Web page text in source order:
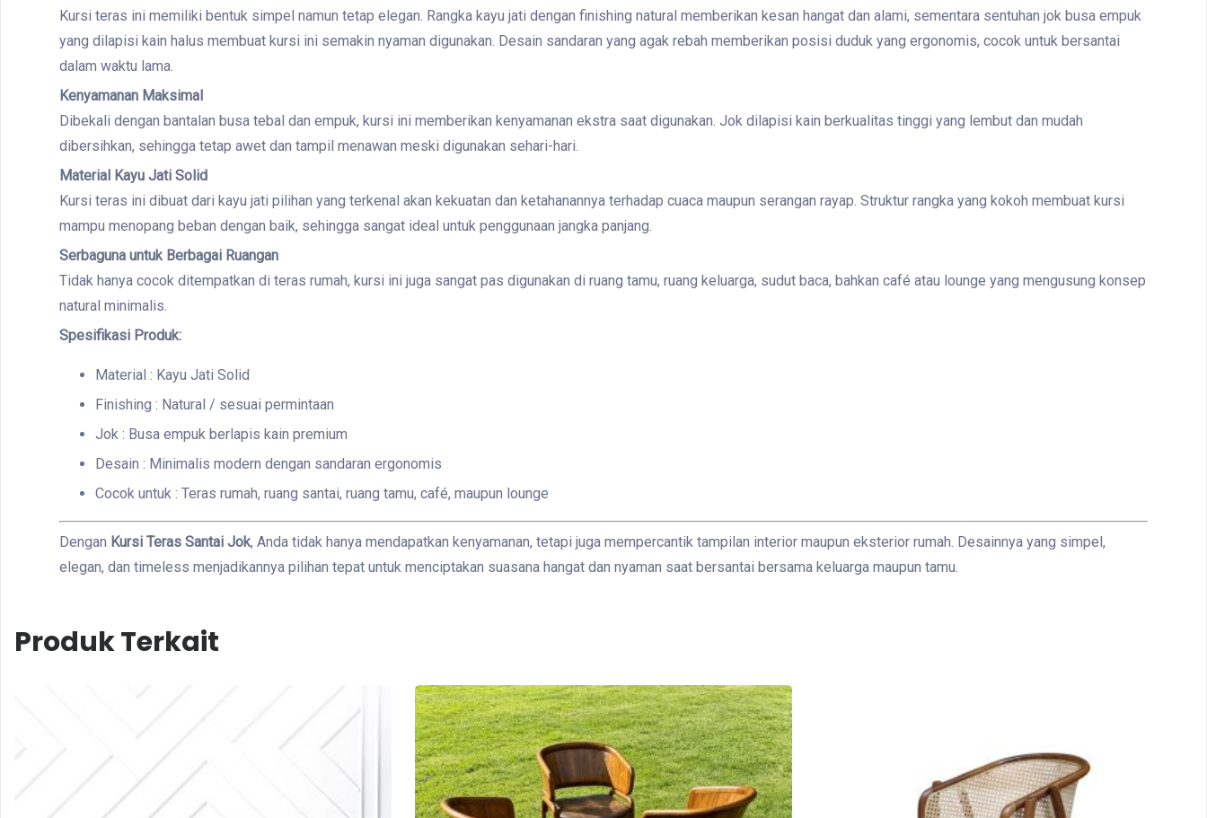
Kursi teras ini memiliki bentuk simpel namun tetap elegan. Rangka kayu jati dengan finishing natural memberikan kesan hangat dan alami, sementara sentuhan jok busa empuk
yang dilapisi kain halus membuat kursi ini semakin nyaman digunakan. Desain sandaran yang agak rebah memberikan posisi duduk yang ergonomis, cocok untuk bersantai
dalam waktu lama.
Kenyamanan Maksimal
Dibekali dengan bantalan busa tebal dan empuk, kursi ini memberikan kenyamanan ekstra saat digunakan. Jok dilapisi kain berkualitas tinggi yang lembut dan mudah
dibersihkan, sehingga tetap awet dan tampil menawan meski digunakan sehari-hari.
Material Kayu Jati Solid
Kursi teras ini dibuat dari kayu jati pilihan yang terkenal akan kekuatan dan ketahanannya terhadap cuaca maupun serangan rayap. Struktur rangka yang kokoh membuat kursi
mampu menopang beban dengan baik, sehingga sangat ideal untuk penggunaan jangka panjang.
Serbaguna untuk Berbagai Ruangan
Tidak hanya cocok ditempatkan di teras rumah, kursi ini juga sangat pas digunakan di ruang tamu, ruang keluarga, sudut baca, bahkan café atau lounge yang mengusung konsep
natural minimalis.
Spesifikasi Produk:
Material : Kayu Jati Solid
Finishing : Natural / sesuai permintaan
Jok : Busa empuk berlapis kain premium
Desain : Minimalis modern dengan sandaran ergonomis
Cocok untuk : Teras rumah, ruang santai, ruang tamu, café, maupun lounge
Dengan Kursi Teras Santai Jok, Anda tidak hanya mendapatkan kenyamanan, tetapi juga mempercantik tampilan interior maupun eksterior rumah. Desainnya yang simpel,
elegan, dan timeless menjadikannya pilihan tepat untuk menciptakan suasana hangat dan nyaman saat bersantai bersama keluarga maupun tamu.
Produk Terkait